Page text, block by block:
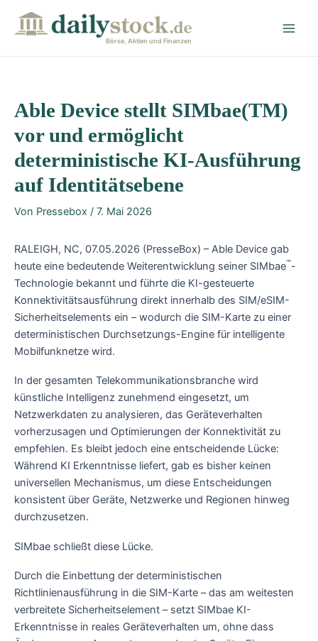
Börse, Aktien und Finanzen
Able Device stellt SIMbae(TM)
vor und ermöglicht
deterministische KI-Ausführung
auf Identitätsebene
Von Pressebox / 7. Mai 2026
RALEIGH, NC, 07.05.2026 (PresseBox) – Able Device gab
heute eine bedeutende Weiterentwicklung seiner SIMbae™-
Technologie bekannt und führte die KI-gesteuerte
Konnektivitätsausführung direkt innerhalb des SIM/eSIM-
Sicherheitselements ein – wodurch die SIM-Karte zu einer
deterministischen Durchsetzungs-Engine für intelligente
Mobilfunknetze wird.
In der gesamten Telekommunikationsbranche wird
künstliche Intelligenz zunehmend eingesetzt, um
Netzwerkdaten zu analysieren, das Geräteverhalten
vorherzusagen und Optimierungen der Konnektivität zu
empfehlen. Es bleibt jedoch eine entscheidende Lücke:
Während KI Erkenntnisse liefert, gab es bisher keinen
universellen Mechanismus, um diese Entscheidungen
konsistent über Geräte, Netzwerke und Regionen hinweg
durchzusetzen.
SIMbae schließt diese Lücke.
Durch die Einbettung der deterministischen
Richtlinienausführung in die SIM-Karte – das am weitesten
verbreitete Sicherheitselement – setzt SIMbae KI-
Erkenntnisse in reales Geräteverhalten um, ohne dass